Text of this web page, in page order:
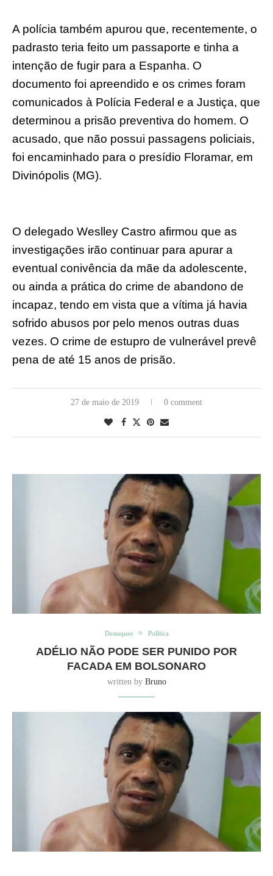
A polícia também apurou que, recentemente, o
padrasto teria feito um passaporte e tinha a
intenção de fugir para a Espanha. O
documento foi apreendido e os crimes foram
comunicados à Polícia Federal e a Justiça, que
determinou a prisão preventiva do homem. O
acusado, que não possui passagens policiais,
foi encaminhado para o presídio Floramar, em
Divinópolis (MG).
O delegado Weslley Castro afirmou que as
investigações irão continuar para apurar a
eventual conivência da mãe da adolescente,
ou ainda a prática do crime de abandono de
incapaz, tendo em vista que a vítima já havia
sofrido abusos por pelo menos outras duas
vezes. O crime de estupro de vulnerável prevê
pena de até 15 anos de prisão.
27 de maio de 2019 0 comment
Destaques Política
ADÉLIO NÃO PODE SER PUNIDO POR
FACADA EM BOLSONARO
written by Bruno